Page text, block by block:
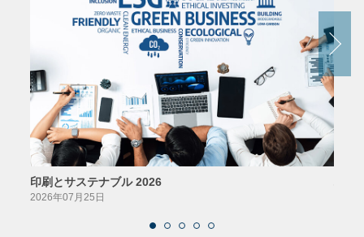
印刷とサステナブル 2026
2026年07月25日